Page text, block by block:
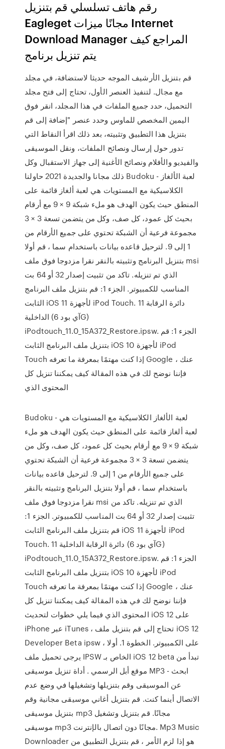
رقم هاتف تسلسلي قم بتنزيل
Eagleget مجانًا ميزات Internet
Download Manager المراجع كيف
يتم تنزيل برنامج
قم بتنزيل الأرشيف الموجه حديثا لاستضافة، في مجلد
مع مجال. لتنفيذ العنصر الأول، تحتاج إلى فتح مجلد
التحميل، حدد جميع الملفات في هذا المجلد، انقر فوق
اليمين المخصص للماوس وحدد عنصر "إضافة إلى قم
بتنزيل هذا التطبيق وتثبيته، بعد ذلك اقرأ النقاط التي
تدور حول إرسال ونصائح الملفات، ونقل الموسيقى
والفيديو والأفلام ونصائح الأغنية إلى جهاز الاستقبال وكل
ذلك مجانا والجديدة 2021 حاولنا Budoku - لعبة الألغاز
الكلاسيكية مع المستويات هي لعبة ألغاز قائمة على
المنطق حيث يكون الهدف هو ملء شبكة 9 × 9 مع أرقام
بحيث كل عمود، كل صف، وكل من يتضمن تسعة 3 × 3
مجموعة فرعية أن الشبكة تحتوي على جميع الأرقام من
1 إلى 9. لترحيل قاعده بيانات باستخدام سما ، قم أولا
بتنزيل البرنامج وتثبيته بالنقر نقرا مزدوجا فوق ملف msi
الذي تم تنزيله. تاكد من تثبيت إصدار 32 أو 64 بت
المناسب للكمبيوتر. الجزء 1: قم بتنزيل ملف البرنامج
الثابت iOS 11 لأجهزة iPod Touch. 11 دائرة الرقابة
الداخلية (آي بود 6G)
iPodtouch_11.0_15A372_Restore.ipsw. الجزء 1: قم
بتنزيل ملف البرنامج الثابت iOS 10 لأجهزة iPod
Touch إذا كنت مهتمًا بمعرفة ما تعرفه Google عنك ،
فإننا نوضح لك في هذه المقالة كيف يمكننا تنزيل كل
المحتوى الذي
Budoku - لعبة الألغاز الكلاسيكية مع المستويات هي
لعبة ألغاز قائمة على المنطق حيث يكون الهدف هو ملء
شبكة 9 × 9 مع أرقام بحيث كل عمود، كل صف، وكل من
يتضمن تسعة 3 × 3 مجموعة فرعية أن الشبكة تحتوي
على جميع الأرقام من 1 إلى 9. لترحيل قاعده بيانات
باستخدام سما ، قم أولا بتنزيل البرنامج وتثبيته بالنقر
نقرا مزدوجا فوق ملف msi الذي تم تنزيله. تاكد من
تثبيت إصدار 32 أو 64 بت المناسب للكمبيوتر. الجزء 1:
قم بتنزيل ملف البرنامج الثابت iOS 11 لأجهزة iPod
Touch. 11 دائرة الرقابة الداخلية (آي بود 6G)
iPodtouch_11.0_15A372_Restore.ipsw. الجزء 1: قم
بتنزيل ملف البرنامج الثابت iOS 10 لأجهزة iPod
Touch إذا كنت مهتمًا بمعرفة ما تعرفه Google عنك ،
فإننا نوضح لك في هذه المقالة كيف يمكننا تنزيل كل
المحتوى الذي فيما يلي خطوات لتحديث iOS 12 على
iPhone عبر iTunes ، تحتاج إلى قم بتنزيل ملف iOS 12
Developer Beta ipsw على الكمبيوتر. الخطوة 1. أولا ،
يرجى تحميل ملف IPSW الخاص بـ iOS 12 beta تبدأ من
موقع أبل الرسمي . أداة تنزيل موسيقى MP3 - ابحث
عن الموسيقى وقم بتنزيلها وتشغيلها في وضع عدم
الاتصال أينما كنت. قم بتنزيل أغاني موسيقى مجانية وقم
بتنزيل موسيقى mp3 مجانًا. قم بتنزيل وتشغيل
موسيقى mp3 مجانًا دون اتصال بالإنترنت. Mp3 Music
Downloader هو إذا لزم الأمر ، قم بتنزيل التطبيق من